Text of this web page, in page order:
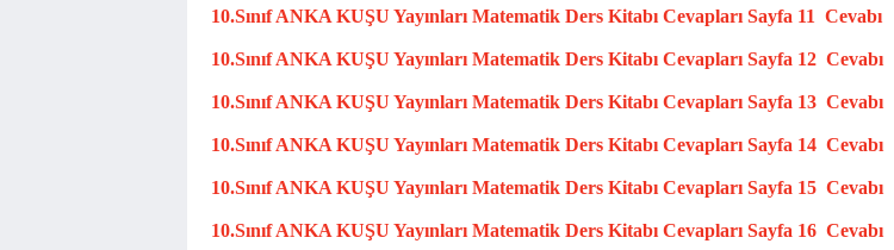
10.SınıfANKA KUŞU Yayınları Matematik Ders Kitabı Cevapları Sayfa 11 Cevabı
10.SınıfANKA KUŞU Yayınları Matematik Ders Kitabı Cevapları Sayfa 12 Cevabı
10.SınıfANKA KUŞU Yayınları Matematik Ders Kitabı Cevapları Sayfa 13 Cevabı
10.SınıfANKA KUŞU Yayınları Matematik Ders Kitabı Cevapları Sayfa 14 Cevabı
10.SınıfANKA KUŞU Yayınları Matematik Ders Kitabı Cevapları Sayfa 15 Cevabı
10.SınıfANKA KUŞU Yayınları Matematik Ders Kitabı Cevapları Sayfa 16 Cevabı